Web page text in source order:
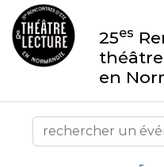
25es
en